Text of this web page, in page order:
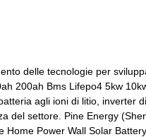
delle tecnologie per
200ah Bms Lifepo4 5kw
agli ioni di litio, inverter
del settore. Pine Energy
Power Wall Solar